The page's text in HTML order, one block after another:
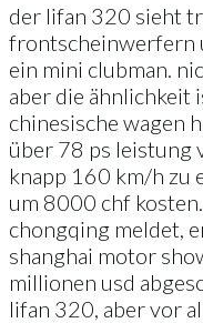
der lifan 320 sieht
frontscheinwerfern
ein mini clubman.
aber die ähnlichkeit
chinesische wagen
über 78 ps leistung
knapp 160 km/h zu
um 8000 chf
chongqing meldet,
shanghai motor
millionen usd
lifan 320, aber vor